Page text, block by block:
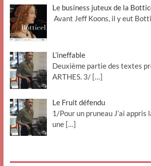
Le business juteux de la
Avant Jeff Koons, il y eut
L’ineffable
Deuxième partie des textes
ARTHES. 3/ […]
Le Fruit défendu
1/Pour un pruneau J’ai
une […]